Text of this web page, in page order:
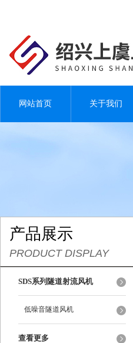
网站首页 关于我们
产品展示
PRODUCT DISPLAY
SDS系列隧道射流风机
低噪音隧道风机
查看更多